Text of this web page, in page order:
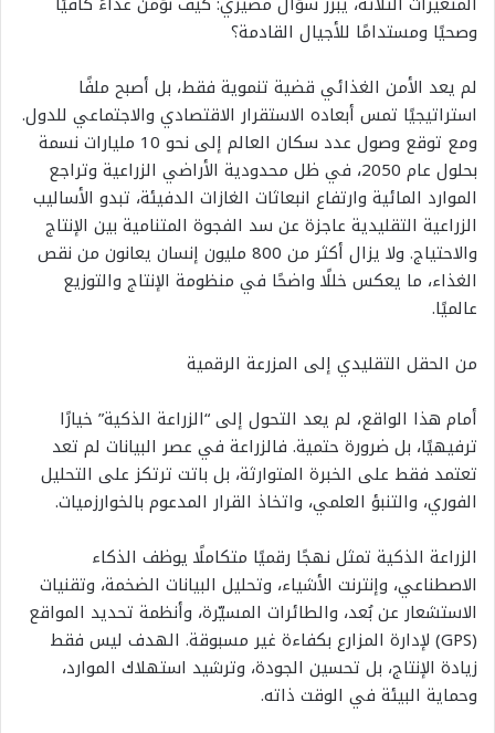
وصحيًا ومستدامًا للأجيال القادمة؟
لم يعد الأمن الغذائي قضية تنموية فقط، بل أصبح ملفًا
استراتيجيًا تمس أبعاده الاستقرار الاقتصادي والاجتماعي للدول.
ومع توقع وصول عدد سكان العالم إلى نحو 10 مليارات نسمة
بحلول عام 2050، في ظل محدودية الأراضي الزراعية وتراجع
الموارد المائية وارتفاع انبعاثات الغازات الدفيئة، تبدو الأساليب
الزراعية التقليدية عاجزة عن سد الفجوة المتنامية بين الإنتاج
والاحتياج. ولا يزال أكثر من 800 مليون إنسان يعانون من نقص
الغذاء، ما يعكس خللًا واضحًا في منظومة الإنتاج والتوزيع
عالميًا.
من الحقل التقليدي إلى المزرعة الرقمية
أمام هذا الواقع، لم يعد التحول إلى “الزراعة الذكية” خيارًا
ترفيهيًا، بل ضرورة حتمية. فالزراعة في عصر البيانات لم تعد
تعتمد فقط على الخبرة المتوارثة، بل باتت ترتكز على التحليل
الفوري، والتنبؤ العلمي، واتخاذ القرار المدعوم بالخوارزميات.
الزراعة الذكية تمثل نهجًا رقميًا متكاملًا يوظف الذكاء
الاصطناعي، وإنترنت الأشياء، وتحليل البيانات الضخمة، وتقنيات
الاستشعار عن بُعد، والطائرات المسيّرة، وأنظمة تحديد المواقع
(GPS) لإدارة المزارع بكفاءة غير مسبوقة. الهدف ليس فقط
زيادة الإنتاج، بل تحسين الجودة، وترشيد استهلاك الموارد،
وحماية البيئة في الوقت ذاته.